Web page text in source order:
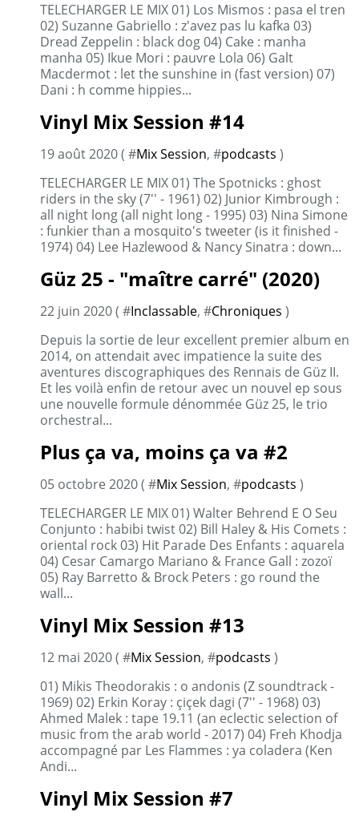
TELECHARGER LE MIX 01) Los Mismos : pasa el tren
02) Suzanne Gabriello : z'avez pas lu kafka 03)
Dread Zeppelin : black dog 04) Cake : manha
manha 05) Ikue Mori : pauvre Lola 06) Galt
Macdermot : let the sunshine in (fast version) 07)
Dani : h comme hippies...
Vinyl Mix Session #14
19 août 2020 ( #Mix Session, #podcasts )
TELECHARGER LE MIX 01) The Spotnicks : ghost
riders in the sky (7'' - 1961) 02) Junior Kimbrough :
all night long (all night long - 1995) 03) Nina Simone
: funkier than a mosquito's tweeter (is it finished -
1974) 04) Lee Hazlewood & Nancy Sinatra : down...
Güz 25 - "maître carré" (2020)
22 juin 2020 ( #Inclassable, #Chroniques )
Depuis la sortie de leur excellent premier album en
2014, on attendait avec impatience la suite des
aventures discographiques des Rennais de Güz II.
Et les voilà enfin de retour avec un nouvel ep sous
une nouvelle formule dénommée Güz 25, le trio
orchestral...
Plus ça va, moins ça va #2
05 octobre 2020 ( #Mix Session, #podcasts )
TELECHARGER LE MIX 01) Walter Behrend E O Seu
Conjunto : habibi twist 02) Bill Haley & His Comets :
oriental rock 03) Hit Parade Des Enfants : aquarela
04) Cesar Camargo Mariano & France Gall : zozoï
05) Ray Barretto & Brock Peters : go round the
wall...
Vinyl Mix Session #13
12 mai 2020 ( #Mix Session, #podcasts )
01) Mikis Theodorakis : o andonis (Z soundtrack -
1969) 02) Erkin Koray : çiçek dagi (7'' - 1968) 03)
Ahmed Malek : tape 19.11 (an eclectic selection of
music from the arab world - 2017) 04) Freh Khodja
accompagné par Les Flammes : ya coladera (Ken
Andi...
Vinyl Mix Session #7